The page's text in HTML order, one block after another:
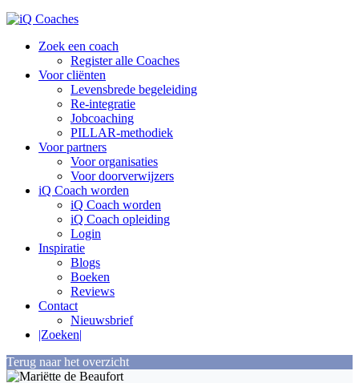
Zoek een coach
Register alle Coaches
Voor cliënten
Levensbrede begeleiding
Re-integratie
Jobcoaching
PILLAR-methodiek
Voor partners
Voor organisaties
Voor doorverwijzers
iQ Coach worden
iQ Coach worden
iQ Coach opleiding
Login
Inspiratie
Blogs
Boeken
Reviews
Contact
Nieuwsbrief
|Zoeken|
Terug naar het overzicht